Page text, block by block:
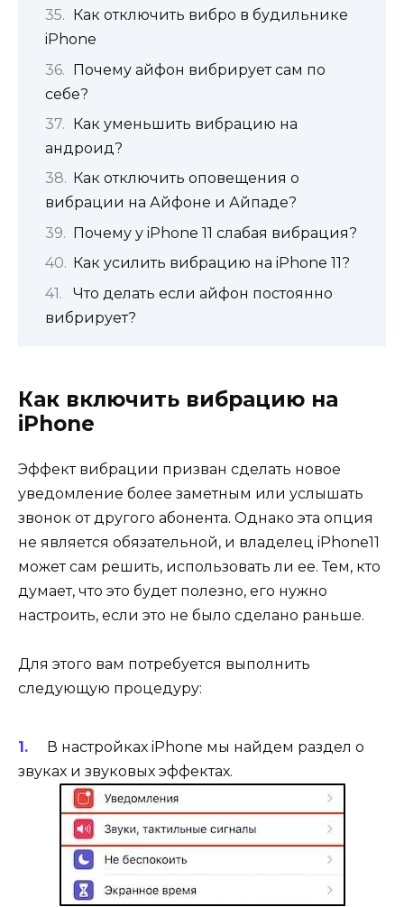
Как отключить вибро в будильнике
iPhone
Почему айфон вибрирует сам по
себе?
Как уменьшить вибрацию на
андроид?
Как отключить оповещения о
вибрации на Айфоне и Айпаде?
Почему у iPhone 11 слабая вибрация?
Как усилить вибрацию на iPhone 11?
Что делать если айфон постоянно
вибрирует?
Как включить вибрацию на
iPhone
Эффект вибрации призван сделать новое
уведомление более заметным или услышать
звонок от другого абонента. Однако эта опция
не является обязательной, и владелец iPhone11
может сам решить, использовать ли ее. Тем, кто
думает, что это будет полезно, его нужно
настроить, если это не было сделано раньше.
Для этого вам потребуется выполнить
следующую процедуру:
В настройках iPhone мы найдем раздел о
звуках и звуковых эффектах.